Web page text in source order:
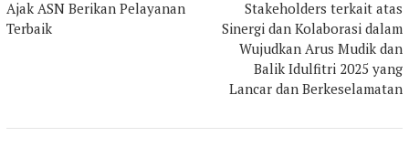
Ajak ASN Berikan Pelayanan
Terbaik
Stakeholders terkait atas
Sinergi dan Kolaborasi dalam
Wujudkan Arus Mudik dan
Balik Idulfitri 2025 yang
Lancar dan Berkeselamatan